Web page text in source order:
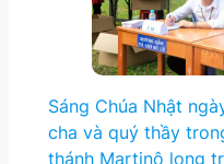
Sáng Chúa Nhật
cha và quý thầy
thánh Martinô long